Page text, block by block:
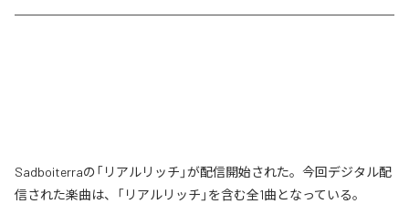
Sadboiterraの「リアルリッチ」が配信開始された。今回デジタル配
信された楽曲は、「リアルリッチ」を含む全1曲となっている。